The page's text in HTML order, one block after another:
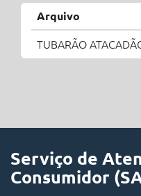
Arquivo
TUBARÃO
Serviço de
Consumidor